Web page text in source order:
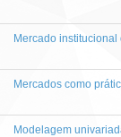
Mercado
Mercados como
Modelagem